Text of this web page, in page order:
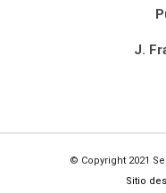
J.
© Copyright 2021
Sitio